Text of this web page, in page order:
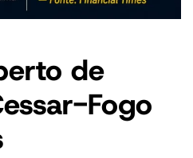
de
Fogo